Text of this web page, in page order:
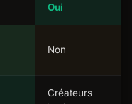
Oui
Non
Créateurs